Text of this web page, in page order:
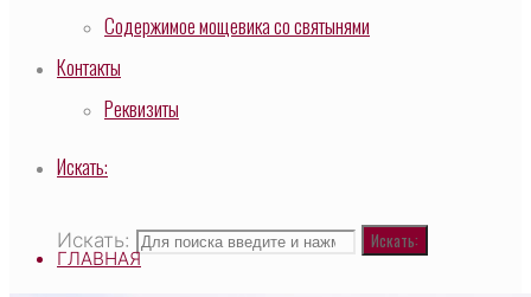
Содержимое мощевика со святынями
Контакты
Реквизиты
Искать:
Искать: Искать:
ГЛАВНАЯ